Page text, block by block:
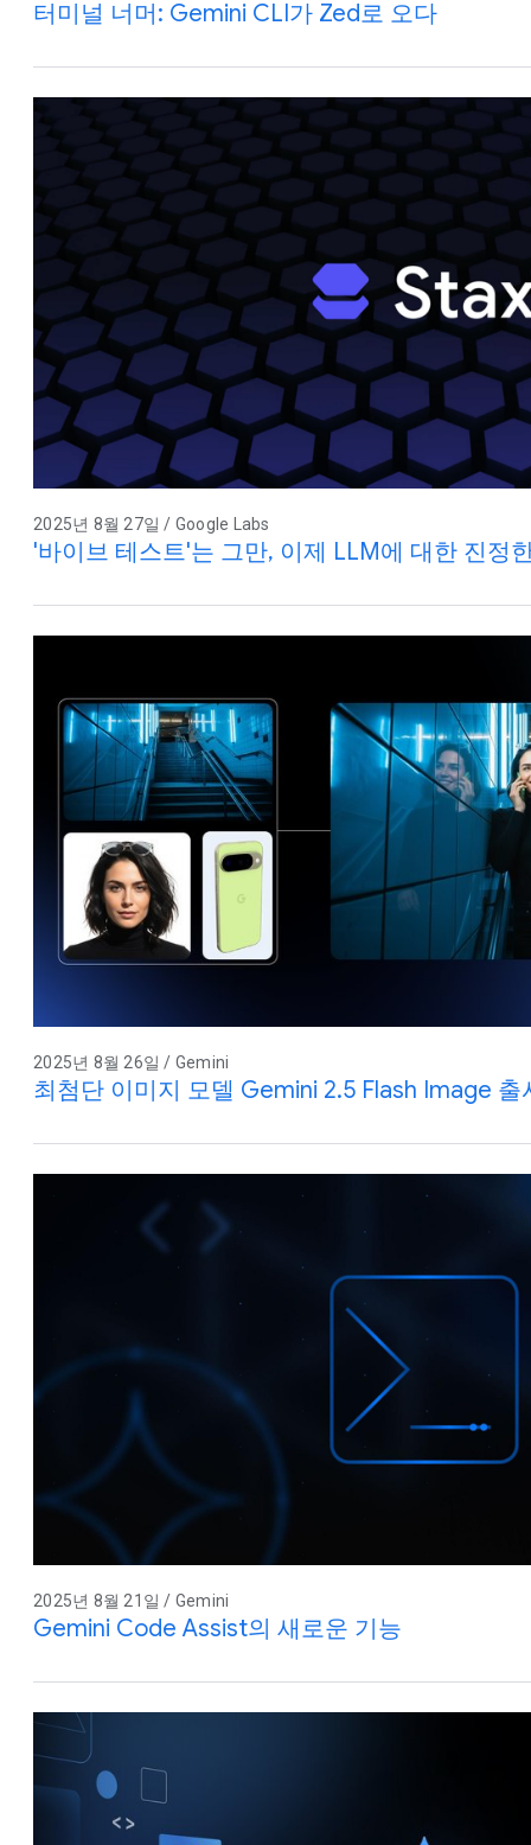
터미널 너머: Gemini CLI가 Zed로 오다
2025년 8월 27일 / Google Labs
'바이브 테스트'는 그만, 이제 LLM에 대한 진정
2025년 8월 26일 / Gemini
최첨단 이미지 모델 Gemini 2.5 Flash Image 출
2025년 8월 21일 / Gemini
Gemini Code Assist의 새로운 기능